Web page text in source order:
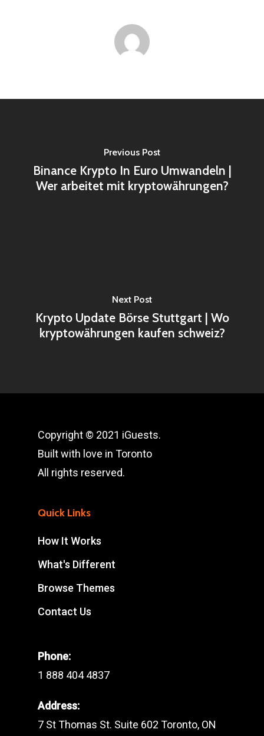
Previous Post
Binance Krypto In Euro Umwandeln |
Wer arbeitet mit kryptowährungen?
Next Post
Krypto Update Börse Stuttgart | Wo
kryptowährungen kaufen schweiz?
Copyright © 2021 iGuests.
Built with love in Toronto
All rights reserved.
Quick Links
How It Works
What's Different
Browse Themes
Contact Us
Phone:
1 888 404 4837
Address:
7 St Thomas St. Suite 602 Toronto, ON